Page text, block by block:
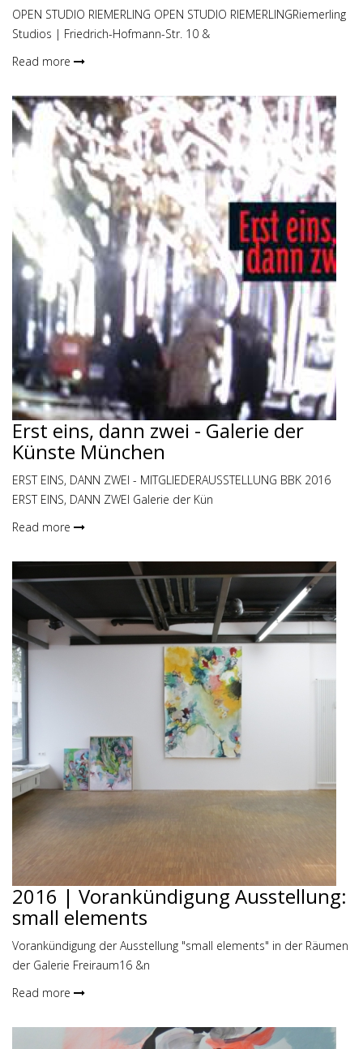
OPEN STUDIO RIEMERLING OPEN STUDIO RIEMERLINGRiemerling
Studios | Friedrich-Hofmann-Str. 10 &
Read more
Erst eins, dann zwei - Galerie der
Künste München
ERST EINS, DANN ZWEI - MITGLIEDERAUSSTELLUNG BBK 2016
ERST EINS, DANN ZWEI Galerie der Kün
Read more
2016 | Vorankündigung Ausstellung:
small elements
Vorankündigung der Ausstellung "small elements" in der Räumen
der Galerie Freiraum16 &n
Read more